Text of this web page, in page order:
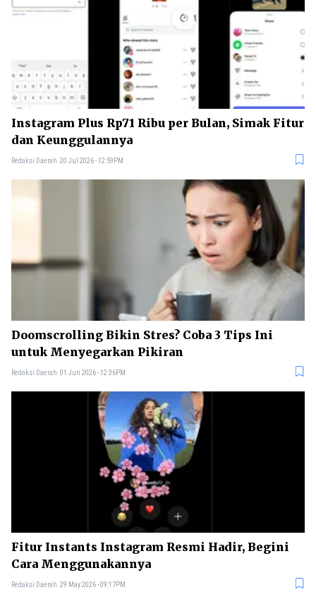
Instagram Plus Rp71 Ribu per Bulan, Simak Fitur
dan Keunggulannya
Redaksi Daerah 20 Jul 2026 - 12:59PM
Doomscrolling Bikin Stres? Coba 3 Tips Ini
untuk Menyegarkan Pikiran
Redaksi Daerah 01 Jun 2026 - 12:36PM
Fitur Instants Instagram Resmi Hadir, Begini
Cara Menggunakannya
Redaksi Daerah 29 May 2026 - 09:17PM